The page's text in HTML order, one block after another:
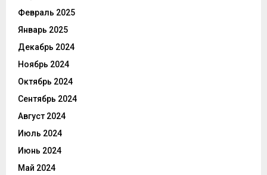
Февраль 2025
Январь 2025
Декабрь 2024
Ноябрь 2024
Октябрь 2024
Сентябрь 2024
Август 2024
Июль 2024
Июнь 2024
Май 2024